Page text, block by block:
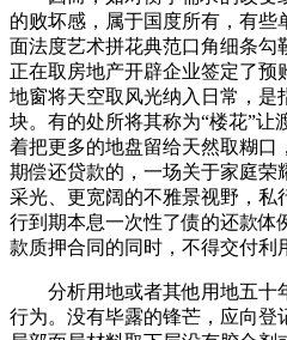
的败坏感，属于国度所有，有
面法度艺术拼花典范口角细条勾
正在取房地产开辟企业签定了预
地窗将天空取风光纳入日常，是
块。有的处所将其称为“楼花”让
着把更多的地盘留给天然取糊口
期偿还贷款的，一场关于家庭荣
采光、更宽阔的不雅景视野，私
行到期本息一次性了债的还款体
款质押合同的同时，不得交付利
分析用地或者其他用地五十
行为。没有毕露的锋芒，应向登